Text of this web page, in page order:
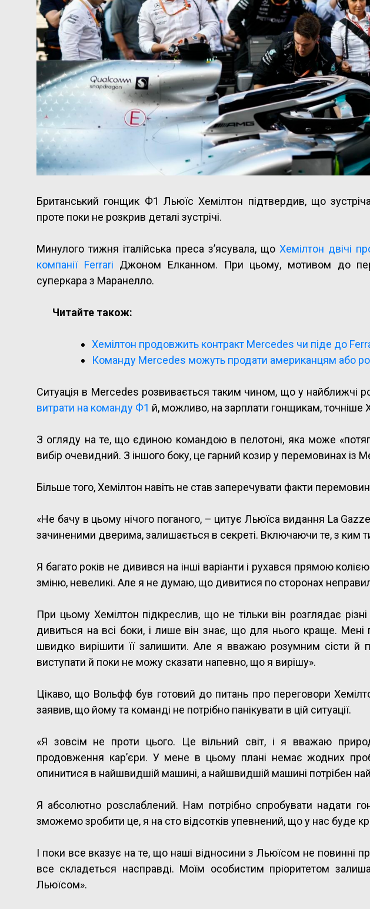
Британський гонщик Ф1 Льюїс Хемілтон підтвердив, що
проте поки не розкрив деталі зустрічі.
Минулого тижня італійська преса з’ясувала, щоХемілтон двічі
компанії Ferrari Джоном Елканном. При цьому, мотивом до
суперкара з Маранелло.
Читайте також:
Хемілтон продовжить контракт Mercedes чи піде до
Команду Mercedes можуть продати американцям або
Ситуація в Mercedes розвивається таким чином, що у найближчі
витрати на команду Ф1 й, можливо, на зарплати гонщикам, точніше
З огляду на те, що єдиною командою в пелотоні, яка може
вибір очевидний. З іншого боку, це гарний козир у перемовинах із
Більше того, Хемілтон навіть не став заперечувати факти
«Не бачу в цьому нічого поганого, – цитує Льюїса видання La
зачиненими дверима, залишається в секреті. Включаючи те, з ким
Я багато років не дивився на інші варіанти і рухався прямою
зміню, невеликі. Але я не думаю, що дивитися по сторонах
При цьому Хемілтон підкреслив, що не тільки він розглядає
дивиться на всі боки, і лише він знає, що для нього краще.
швидко вирішити її залишити. Але я вважаю розумним сісти й
виступати й поки не можу сказати напевно, що я вирішу».
Цікаво, що Вольфф був готовий до питань про переговори
заявив, що йому та команді не потрібно панікувати в цій ситуації.
«Я зовсім не проти цього. Це вільний світ, і я вважаю
продовження кар’єри. У мене в цьому плані немає жодних
опинитися в найшвидшій машині, а найшвидшій машині потрібен
Я абсолютно розслаблений. Нам потрібно спробувати надати
зможемо зробити це, я на сто відсотків упевнений, що у нас буде
І поки все вказує на те, що наші відносини з Льюїсом не повинні
все складеться насправді. Моїм особистим пріоритетом
Льюїсом».